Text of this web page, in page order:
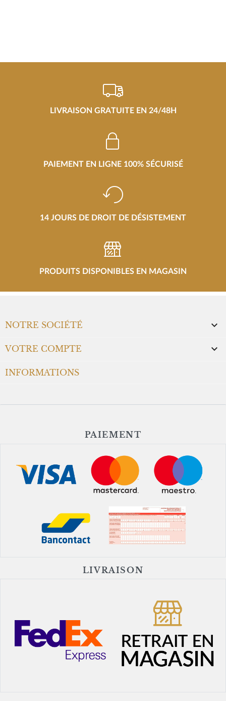
LIVRAISON GRATUITE EN 24/48H
PAIEMENT EN LIGNE 100% SÉCURISÉ
14 JOURS DE DROIT DE DÉSISTEMENT
PRODUITS DISPONIBLES EN MAGASIN
NOTRE SOCIÉTÉ 
VOTRE COMPTE 
INFORMATIONS
PAIEMENT
LIVRAISON